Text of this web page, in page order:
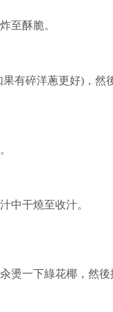
至酥脆。
有碎洋蔥更好)，然
中干燒至收汁。
燙一下綠花椰，然後